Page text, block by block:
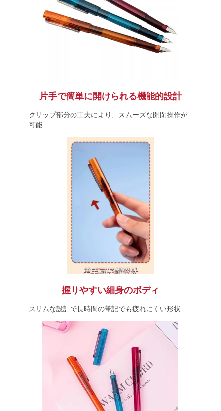
片手で簡単に開けられる機能的設計
クリップ部分の工夫により、スムーズな開閉操作が
可能
握りやすい細身のボディ
スリムな設計で長時間の筆記でも疲れにくい形状